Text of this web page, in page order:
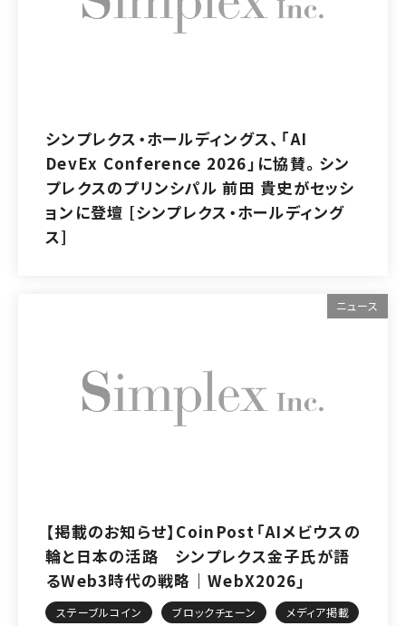
シンプレクス・ホールディングス、「AI
DevEx Conference 2026」に協賛。シン
プレクスのプリンシパル 前田 貴史がセッシ
ョンに登壇 [シンプレクス・ホールディング
ス]
ニュース
【掲載のお知らせ】CoinPost「AIメビウスの
輪と日本の活路 シンプレクス金子氏が語
るWeb3時代の戦略｜WebX2026」
ステーブルコイン ブロックチェーン
メディア掲載